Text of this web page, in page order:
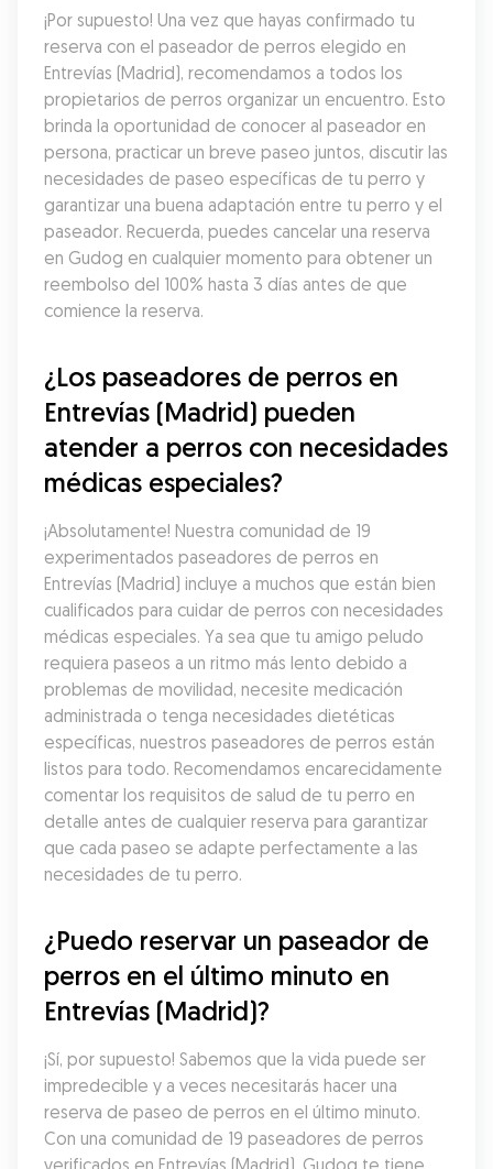
¡Por supuesto! Una vez que hayas confirmado tu
reserva con el paseador de perros elegido en
Entrevías (Madrid), recomendamos a todos los
propietarios de perros organizar un encuentro. Esto
brinda la oportunidad de conocer al paseador en
persona, practicar un breve paseo juntos, discutir las
necesidades de paseo específicas de tu perro y
garantizar una buena adaptación entre tu perro y el
paseador. Recuerda, puedes cancelar una reserva
en Gudog en cualquier momento para obtener un
reembolso del 100% hasta 3 días antes de que
comience la reserva.
¿Los paseadores de perros en
Entrevías (Madrid) pueden
atender a perros con necesidades
médicas especiales?
¡Absolutamente! Nuestra comunidad de 19
experimentados paseadores de perros en
Entrevías (Madrid) incluye a muchos que están bien
cualificados para cuidar de perros con necesidades
médicas especiales. Ya sea que tu amigo peludo
requiera paseos a un ritmo más lento debido a
problemas de movilidad, necesite medicación
administrada o tenga necesidades dietéticas
específicas, nuestros paseadores de perros están
listos para todo. Recomendamos encarecidamente
comentar los requisitos de salud de tu perro en
detalle antes de cualquier reserva para garantizar
que cada paseo se adapte perfectamente a las
necesidades de tu perro.
¿Puedo reservar un paseador de
perros en el último minuto en
Entrevías (Madrid)?
¡Sí, por supuesto! Sabemos que la vida puede ser
impredecible y a veces necesitarás hacer una
reserva de paseo de perros en el último minuto.
Con una comunidad de 19 paseadores de perros
verificados en Entrevías (Madrid), Gudog te tiene